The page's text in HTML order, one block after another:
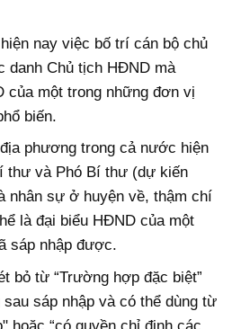
nay việc bố trí cán bộ chủ
danh Chủ tịch HĐND mà
của một trong những đơn vị
biến.
phương trong cả nước hiện
thư và Phó Bí thư (dự kiến
nhân sự ở huyện về, thậm chí
là đại biểu HĐND của một
sáp nhập được.
bỏ từ “Trường hợp đặc biệt”
sáp nhập và có thể dùng từ